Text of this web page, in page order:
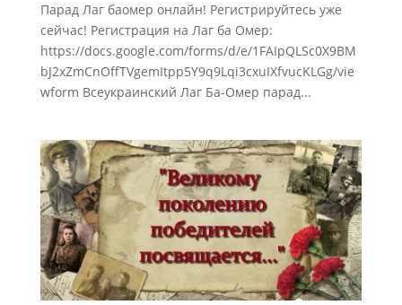
Парад Лаг баомер онлайн! Регистрируйтесь уже
сейчас! Регистрация на Лаг ба Омер:
https://docs.google.com/forms/d/e/1FAIpQLSc0X9BM
bJ2xZmCnOffTVgemItpp5Y9q9Lqi3cxuIXfvucKLGg/vie
wform Всеукраинский Лаг Ба-Омер парад...